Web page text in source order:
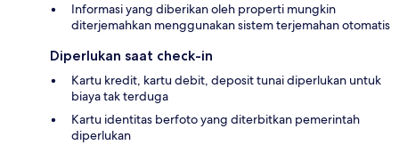
Informasi yang diberikan oleh properti mungkin
diterjemahkan menggunakan sistem terjemahan otomatis
Diperlukan saat check-in
Kartu kredit, kartu debit, deposit tunai diperlukan untuk
biaya tak terduga
Kartu identitas berfoto yang diterbitkan pemerintah
diperlukan